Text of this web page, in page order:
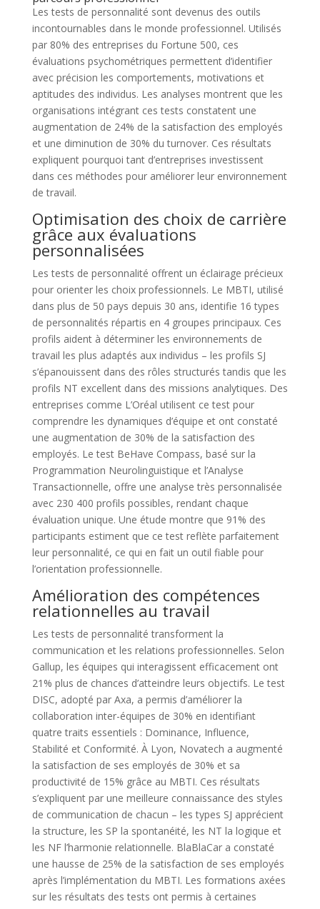
Les tests de personnalité sont devenus des outils
incontournables dans le monde professionnel. Utilisés
par 80% des entreprises du Fortune 500, ces
évaluations psychométriques permettent d’identifier
avec précision les comportements, motivations et
aptitudes des individus. Les analyses montrent que les
organisations intégrant ces tests constatent une
augmentation de 24% de la satisfaction des employés
et une diminution de 30% du turnover. Ces résultats
expliquent pourquoi tant d’entreprises investissent
dans ces méthodes pour améliorer leur environnement
de travail.
Optimisation des choix de carrière
grâce aux évaluations
personnalisées
Les tests de personnalité offrent un éclairage précieux
pour orienter les choix professionnels. Le MBTI, utilisé
dans plus de 50 pays depuis 30 ans, identifie 16 types
de personnalités répartis en 4 groupes principaux. Ces
profils aident à déterminer les environnements de
travail les plus adaptés aux individus – les profils SJ
s’épanouissent dans des rôles structurés tandis que les
profils NT excellent dans des missions analytiques. Des
entreprises comme L’Oréal utilisent ce test pour
comprendre les dynamiques d’équipe et ont constaté
une augmentation de 30% de la satisfaction des
employés. Le test BeHave Compass, basé sur la
Programmation Neurolinguistique et l’Analyse
Transactionnelle, offre une analyse très personnalisée
avec 230 400 profils possibles, rendant chaque
évaluation unique. Une étude montre que 91% des
participants estiment que ce test reflète parfaitement
leur personnalité, ce qui en fait un outil fiable pour
l’orientation professionnelle.
Amélioration des compétences
relationnelles au travail
Les tests de personnalité transforment la
communication et les relations professionnelles. Selon
Gallup, les équipes qui interagissent efficacement ont
21% plus de chances d’atteindre leurs objectifs. Le test
DISC, adopté par Axa, a permis d’améliorer la
collaboration inter-équipes de 30% en identifiant
quatre traits essentiels : Dominance, Influence,
Stabilité et Conformité. À Lyon, Novatech a augmenté
la satisfaction de ses employés de 30% et sa
productivité de 15% grâce au MBTI. Ces résultats
s’expliquent par une meilleure connaissance des styles
de communication de chacun – les types SJ apprécient
la structure, les SP la spontanéité, les NT la logique et
les NF l’harmonie relationnelle. BlaBlaCar a constaté
une hausse de 25% de la satisfaction de ses employés
après l’implémentation du MBTI. Les formations axées
sur les résultats des tests ont permis à certaines